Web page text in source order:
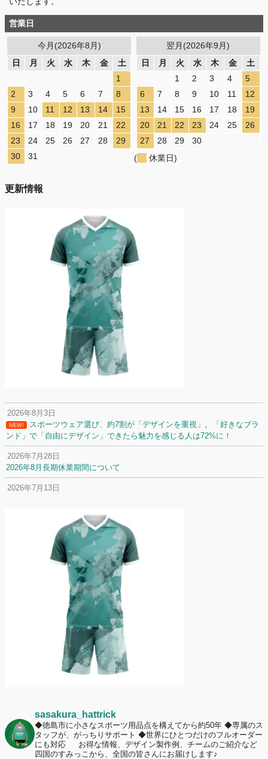
営業日
今月(2026年8月)
日
月 火 水 木 金
土
1
2
3 4 5 6 7
8
9
10 11 12 13 14
15
16
17 18 19 20 21
22
23
24 25 26 27 28
29
30
31
翌月(2026年9月)
日
月 火 水 木 金
土
1
2 3 4
5
6
7 8 9 10 11
12
13
14 15 16 17 18
19
20
21 22 23 24 25
26
27
28 29
30
(
休業日)
更新情報
2026年8月3日
NEW!
スポーツウェア選び、約7割が「デザインを重視」。「好きなブラ
ンド」で「自由にデザイン」できたら魅力を感じる人は72%に！
2026年7月28日
2026年8月長期休業期間について
2026年7月13日
名前入りユニフォームで子どもの自信が「プラスになった」と感じた保
護者は約67%！「やや高いと感じたが納得して購入した」と価値を実感
する声も32.7%に！
応援ユニフォーム、約53％が「会場に一体感があってよい」と回答。チ
ームへの愛情が伝わる応援スタイルとは？
sasakura_hattrick
◆徳島市に小さなスポーツ用品点を構えてから約50年 ◆専属のス
タッフが、がっちりサポート ◆世界にひとつだけのフルオーダー
にも対応
お得な情報、デザイン製作例、チームのご紹介など
四国のすみっこから、全国の皆さんにお届けします♪